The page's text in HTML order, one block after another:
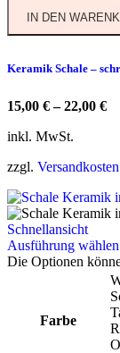
IN DEN
Keramik Schale –
15,00 €–22,00 €
inkl. MwSt.
zzgl. Versandkosten
Schnellansicht
Ausführung wählen
Die Optionen
Farbe